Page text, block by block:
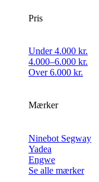
Pris
Under 4.000 kr.
4.000–6.000 kr.
Over 6.000 kr.
Mærker
Ninebot Segway
Yadea
Engwe
Se alle mærker